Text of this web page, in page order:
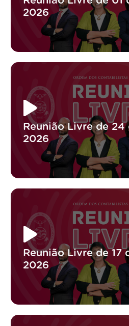
2026
Reunião Livre de 24
2026
Reunião Livre de 17
2026